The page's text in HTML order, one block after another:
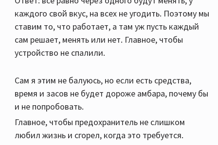
каждого свой вкус, на всех не угодить. Поэтому мы
ставим то, что работает, а там уж пусть каждый
сам решает, менять или нет. Главное, чтобы
устройство не спалили.
Сам я этим не балуюсь, но если есть средства,
время и засов не будет дороже амбара, почему бы
и не попробовать.
Главное, чтобы предохранитель не слишком
любил жизнь и сгорел, когда это требуется.